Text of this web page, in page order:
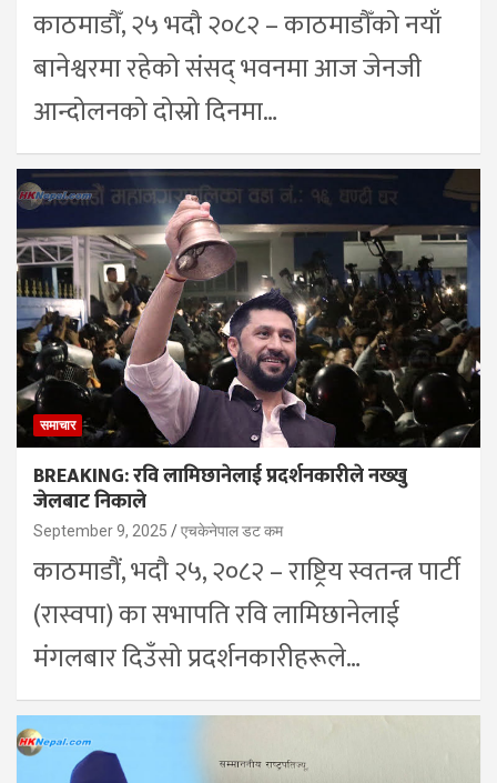
काठमाडौँ, २५ भदौ २०८२ – काठमाडौँको नयाँ
बानेश्वरमा रहेको संसद् भवनमा आज जेनजी
आन्दोलनको दोस्रो दिनमा…
समाचार
BREAKING: रवि लामिछानेलाई प्रदर्शनकारीले नख्खु
जेलबाट निकाले
September 9, 2025 एचकेनेपाल डट कम
काठमाडौं, भदौ २५, २०८२ – राष्ट्रिय स्वतन्त्र पार्टी
(रास्वपा) का सभापति रवि लामिछानेलाई
मंगलबार दिउँसो प्रदर्शनकारीहरूले…